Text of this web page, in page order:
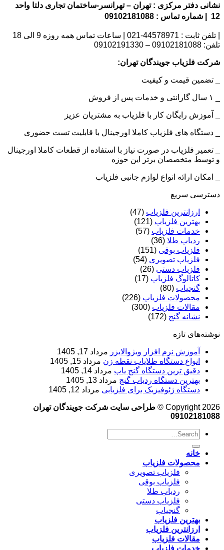
نشانی دفتر مرکزی : تهران – تهرانسر-ساختمان تجاری دلتا واحد
12 | شماره تماس : 09102181088
| تلفن ثابت : 44578971-021 | ساعات تماس همه روزه 9 الی 18
تلفن: 09102181088 – 09102191330
شرکت فلزیاب جویندگان تهران:
_ تضمین قیمت و کیفیت
_ آموزش رایگان کار با فلزیاب به مشتریان عزیز
_ دستگاه های فلزیاب کاملا اورجینال با قابلیت تست حضوری
_ تعمیر فلزیاب در صورت نیاز با استفاده از قطعات کاملا اورجینال
و توسط متخصصان برتر این حوزه
_ امکان ارائه انواع لوازم جانبی فلزیاب
دسترسی سریع
ارزانترین فلزیاب (47)
بهترین فلزیاب (121)
خدمات فلزیاب (57)
ردیاب طلا (36)
فلزیاب بوقی (151)
فلزیاب تصویری (54)
فلزیاب دستی (26)
کاتالوگ فلزیاب (17)
گنجیاب (80)
محصولات فلزیاب (226)
مقالات فلزیاب (300)
نشانه گنج (172)
نوشته‌های تازه
آموزش نرم‌ افزار ویژوالایزر مرداد 17, 1405
انواع دستگاه طلایاب نقطه زن مرداد 15, 1405
دقیق ترین دستگاه گنج یاب مرداد 14, 1405
بهترین دستگاه ردیاب گنج مرداد 13, 1405
دستگاه ژئوفیزیک برای فلزیابی مرداد 12, 1405
Copyright 2026 ©
طراحی سایت شرکت جویندگان تهران
09102181088
خانه
محصولات فلزیاب
فلزیاب تصویری
فلزیاب بوقی
ردیاب طلا
فلزیاب دستی
گنجیاب
بهترین فلزیاب
ارزانترین فلزیاب
مقالات فلزیاب